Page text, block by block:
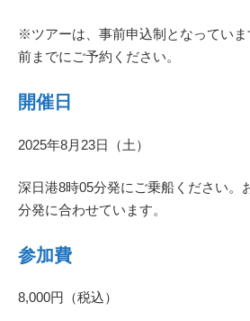
※ツアーは、事前申込制となっていま
前までにご予約ください。
開催日
2025年8月23日（土）
深日港8時05分発にご乗船ください。
分発に合わせています。
参加費
8,000円（税込）